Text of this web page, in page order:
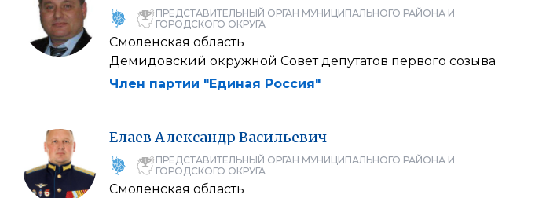
ПРЕДСТАВИТЕЛЬНЫЙ ОРГАН МУНИЦИПАЛЬНОГО РАЙОНА И
ГОРОДСКОГО ОКРУГА
Смоленская область
Демидовский окружной Совет депутатов первого созыва
Член партии "Единая Россия"
Елаев Александр Васильевич
ПРЕДСТАВИТЕЛЬНЫЙ ОРГАН МУНИЦИПАЛЬНОГО РАЙОНА И
ГОРОДСКОГО ОКРУГА
Смоленская область